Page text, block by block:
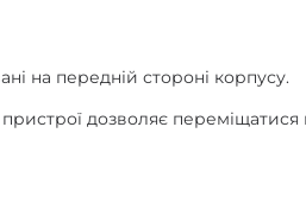
на передній стороні корпусу.
дозволяє